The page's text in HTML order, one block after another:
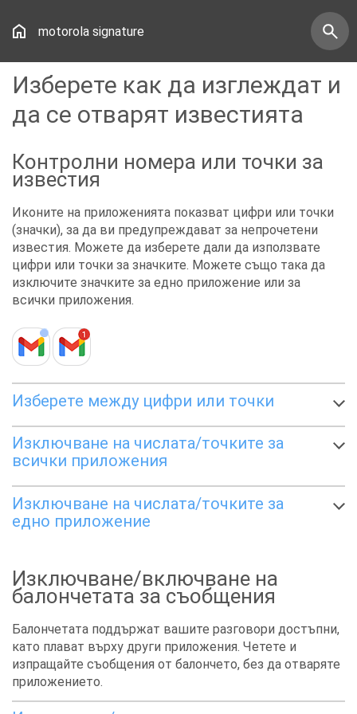
motorola signature
Изберете как да изглеждат и
да се отварят известията
Контролни номера или точки за
известия
Иконите на приложенията показват цифри или точки
(значки), за да ви предупреждават за непрочетени
известия. Можете да изберете дали да използвате
цифри или точки за значките. Можете също така да
изключите значките за едно приложение или за
всички приложения.
Изберете между цифри или точки
Изключване на числата/точките за
всички приложения
Изключване на числата/точките за
едно приложение
Изключване/включване на
балончетата за съобщения
Балончетата поддържат вашите разговори достъпни,
като плават върху други приложения. Четете и
изпращайте съобщения от балончето, без да отваряте
приложението.